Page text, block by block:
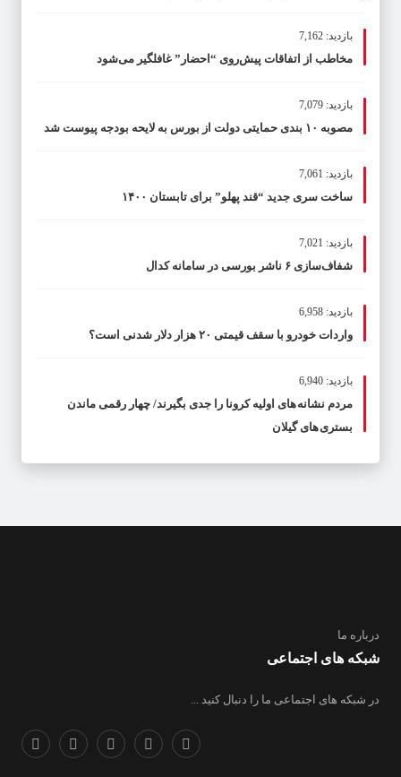
بازدید: 7,162
مخاطب از اتفاقات پیش‌روی “احضار” غافلگیر می‌شود
بازدید: 7,079
مصوبه ۱۰ بندی حمایتی دولت از بورس به لایحه بودجه پیوست شد
بازدید: 7,061
ساخت سری جدید “قند پهلو” برای تابستان ۱۴۰۰
بازدید: 7,021
شفاف‌سازی ۶ ناشر بورسی در سامانه کدال
بازدید: 6,958
واردات خودرو با سقف قیمتی ۲۰ هزار دلار شدنی است؟
بازدید: 6,940
مردم نشانه های اولیه کرونا را جدی بگیرند/ چهار رقمی ماندن
بستری های گیلان
درباره ما
شبکه های اجتماعی
در شبکه های اجتماعی ما را دنبال کنید ...